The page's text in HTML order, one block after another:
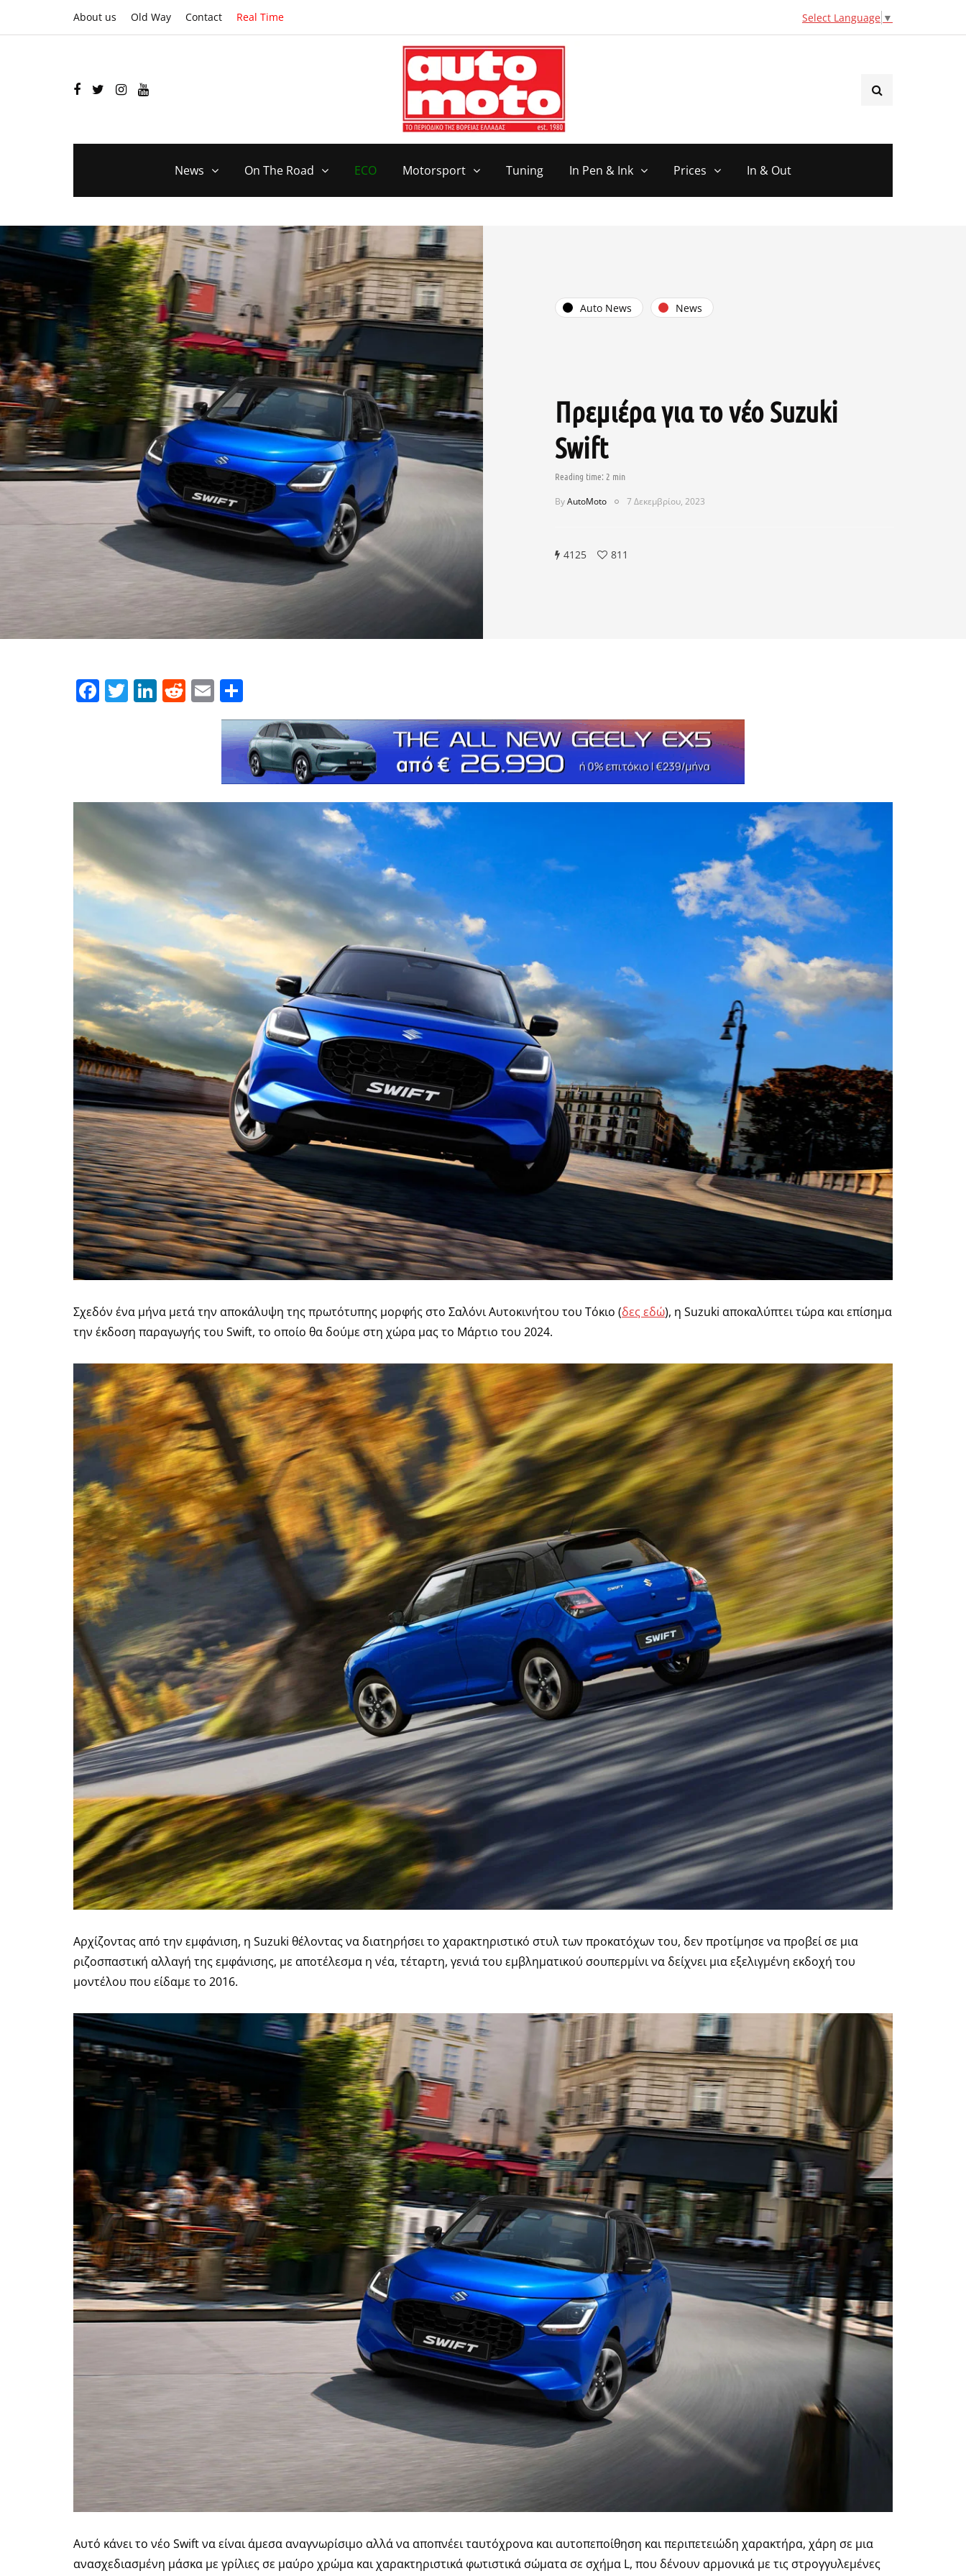
About us Old Way Contact Real Time Select Language ▼
News On The Road ECO Motorsport Tuning In Pen & Ink Prices In & Out
Auto News News
Πρεμιέρα για το νέο Suzuki
Swift
ByAutoMoto 7 Δεκεμβρίου, 2023
4125 811
Facebook
Twitter
LinkedIn
Reddit
Email
Σχεδόν ένα μήνα μετά την αποκάλυψη της πρωτότυπης μορφής στο Σαλόνι Αυτοκινήτου του Τόκιο (δες εδώ), η Suzuki αποκαλύπτει τώρα και επίσημα
την έκδοση παραγωγής του Swift, το οποίο θα δούμε στη χώρα μας το Μάρτιο του 2024.
Αρχίζοντας από την εμφάνιση, η Suzuki θέλοντας να διατηρήσει το χαρακτηριστικό στυλ των προκατόχων του, δεν προτίμησε να προβεί σε μια
ριζοσπαστική αλλαγή της εμφάνισης, με αποτέλεσμα η νέα, τέταρτη, γενιά του εμβληματικού σουπερμίνι να δείχνει μια εξελιγμένη εκδοχή του
μοντέλου που είδαμε το 2016.
Αυτό κάνει το νέο Swift να είναι άμεσα αναγνωρίσιμο αλλά να αποπνέει ταυτόχρονα και αυτοπεποίθηση και περιπετειώδη χαρακτήρα, χάρη σε μια
ανασχεδιασμένη μάσκα με γρίλιες σε μαύρο χρώμα και χαρακτηριστικά φωτιστικά σώματα σε σχήμα L, που δένουν αρμονικά με τις στρογγυλεμένες